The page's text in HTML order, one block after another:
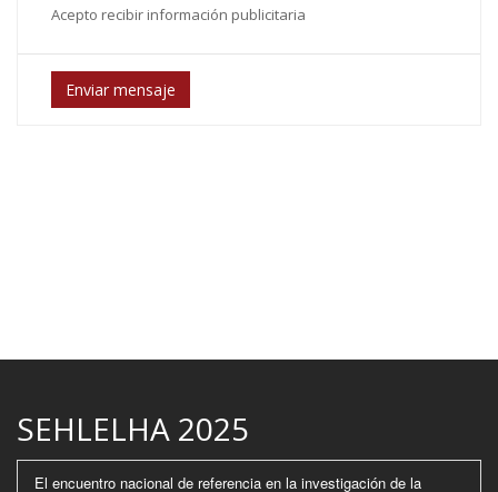
Acepto recibir información publicitaria
Enviar mensaje
SEHLELHA 2025
El encuentro nacional de referencia en la investigación de la